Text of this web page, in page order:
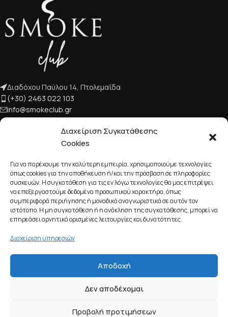
Διαχείριση Συγκατάθεσης
Cookies
Για να παρέχουμε την καλύτερη εμπειρία, χρησιμοποιούμε τεχνολογίες
όπως cookies για την αποθήκευση ή/και την πρόσβαση σε πληροφορίες
συσκευών. Η συγκατάθεση για τις εν λόγω τεχνολογίες θα μας επιτρέψει
να επεξεργαστούμε δεδομένα προσωπικού χαρακτήρα, όπως
συμπεριφορά περιήγησης ή μοναδικά αναγνωριστικά σε αυτόν τον
ιστότοπο. Η μη συγκατάθεση ή η ανάκληση της συγκατάθεσης, μπορεί να
επηρεάσει αρνητικά ορισμένες λειτουργίες και δυνατότητες.
Διαχείριση υπηρεσιών
Αποδοχή
Δεν αποδέχομαι
Προβολή προτιμήσεων
Διαδόχου Παύλου 14, Πτολεμαΐδα
(+30) 2463 022 103
info@smokeclub.gr
ΕΤΑΙΡΙΚΌ ΠΡΟΦΊΛ
ΕΞΥΠΗΡΈΤΗΣΗ ΠΕΛΑΤΏΝ
2023 - 2026 CREATED BY